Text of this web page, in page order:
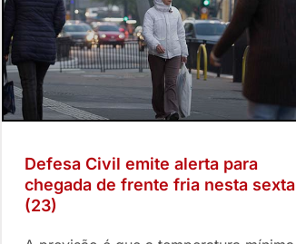
Defesa Civil emite alerta para
chegada de frente fria nesta sexta
(23)